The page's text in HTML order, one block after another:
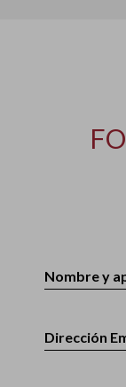
Nombre y
Dirección